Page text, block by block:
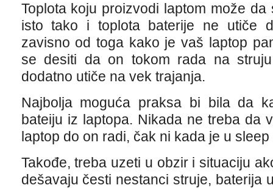
Toplota koju proizvodi laptom može
isto tako i toplota baterije ne utiče
zavisno od toga kako je vaš laptop
se desiti da on tokom rada na
dodatno utiče na vek trajanja.
Najbolja moguća praksa bi bila da
bateiju iz laptopa. Nikada ne treba da
laptop do on radi, čak ni kada je u
Takođe, treba uzeti u obzir i situaciju
dešavaju česti nestanci struje, baterija